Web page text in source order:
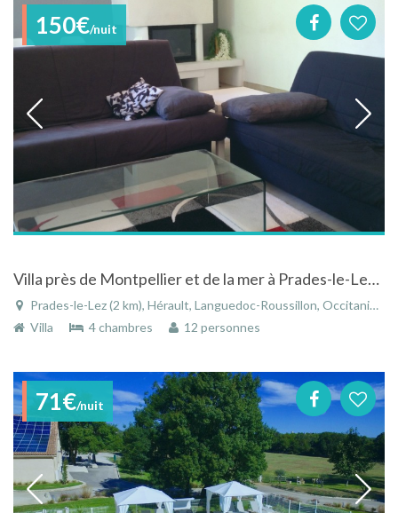
150€/nuit
Villa près de Montpellier et de la mer à Prades-le-Lez (34730) 10 personnes
Prades-le-Lez (2 km), Hérault, Languedoc-Roussillon, Occitanie, France
Villa
4 chambres 12 personnes
71€/nuit